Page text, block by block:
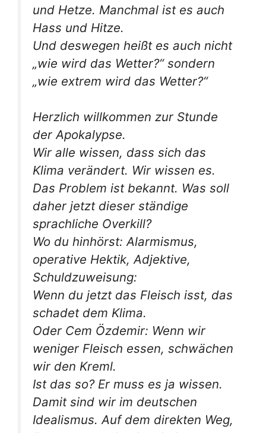
und Hetze. Manchmal ist es auch
Hass und Hitze.
Und deswegen heißt es auch nicht
„wie wird das Wetter?“ sondern
„wie extrem wird das Wetter?“
Herzlich willkommen zur Stunde
der Apokalypse.
Wir alle wissen, dass sich das
Klima verändert. Wir wissen es.
Das Problem ist bekannt. Was soll
daher jetzt dieser ständige
sprachliche Overkill?
Wo du hinhörst: Alarmismus,
operative Hektik, Adjektive,
Schuldzuweisung:
Wenn du jetzt das Fleisch isst, das
schadet dem Klima.
Oder Cem Özdemir: Wenn wir
weniger Fleisch essen, schwächen
wir den Kreml.
Ist das so? Er muss es ja wissen.
Damit sind wir im deutschen
Idealismus. Auf dem direkten Weg,